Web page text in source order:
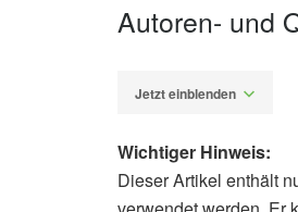
Autoren- und
Jetzt einblenden
Alexander
Wichtiger Hinweis:
Dieser Artikel enthält